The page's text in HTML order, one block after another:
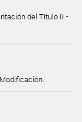
del Título II -